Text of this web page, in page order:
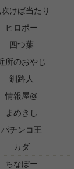
吹けば当たり
ヒロポー
四つ葉
所のおやじ
釧路人
情報屋@
まめきし
パチンコ王
カダ
ちなぼー